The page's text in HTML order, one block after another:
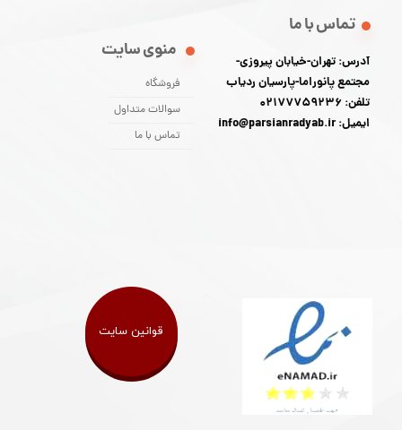
منوی سایت
فروشگاه
سوالات متداول
تماس با ما
تماس با ما
آدرس: تهران-خیابان پیروزی-
مجتمع پانوراما-پارسیان ردیاب
تلفن: 02177759236
ایمیل: info@parsianradyab.ir
قوانین سایت